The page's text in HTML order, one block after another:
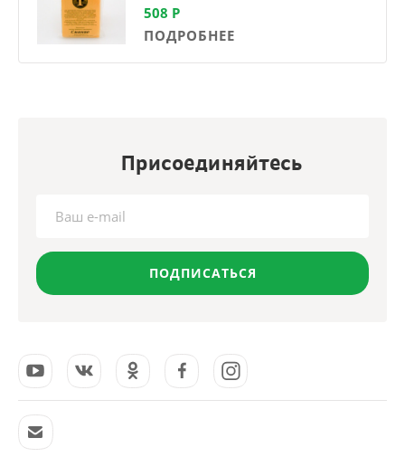
508 Р
ПОДРОБНЕЕ
Присоединяйтесь
ПОДПИСАТЬСЯ